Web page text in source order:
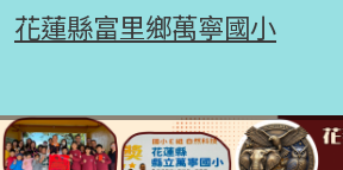
跳至主內容區
花蓮縣富里鄉萬寧國小
花蓮縣富里鄉萬寧國小